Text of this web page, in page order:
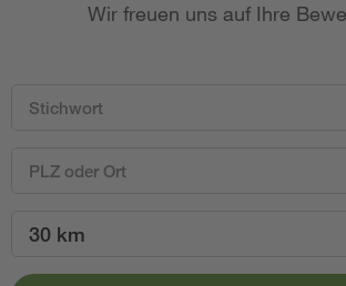
Wir freuen uns auf Ihre
30 km